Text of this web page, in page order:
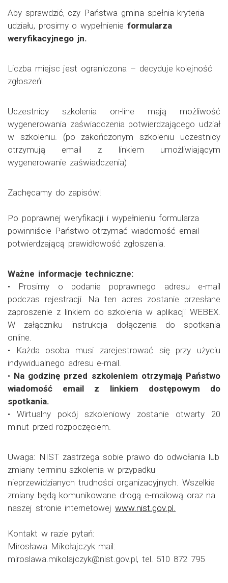
Aby sprawdzić, czy Państwa gmina spełnia kryteria
udziału, prosimy o wypełnienie formularza
weryfikacyjnego jn.
Liczba miejsc jest ograniczona – decyduje kolejność
zgłoszeń!
Uczestnicy szkolenia on-line mają możliwość
wygenerowania zaświadczenia potwierdzającego udział
w szkoleniu. (po zakończonym szkoleniu uczestnicy
otrzymują email z linkiem umożliwiającym
wygenerowanie zaświadczenia)
Zachęcamy do zapisów!
Po poprawnej weryfikacji i wypełnieniu formularza
powinniście Państwo otrzymać wiadomość email
potwierdzającą prawidłowość zgłoszenia.
Ważne informacje techniczne:
• Prosimy o podanie poprawnego adresu e-mail
podczas rejestracji. Na ten adres zostanie przesłane
zaproszenie z linkiem do szkolenia w aplikacji WEBEX.
W załączniku instrukcja dołączenia do spotkania
online.
• Każda osoba musi zarejestrować się przy użyciu
indywidualnego adresu e-mail.
• Na godzinę przed szkoleniem otrzymają Państwo
wiadomość email z linkiem dostępowym do
spotkania.
• Wirtualny pokój szkoleniowy zostanie otwarty 20
minut przed rozpoczęciem.
Uwaga: NIST zastrzega sobie prawo do odwołania lub
zmiany terminu szkolenia w przypadku
nieprzewidzianych trudności organizacyjnych. Wszelkie
zmiany będą komunikowane drogą e-mailową oraz na
naszej stronie internetowejwww.nist.gov.pl.
Kontakt w razie pytań:
Mirosława Mikołajczyk mail:
miroslawa.mikolajczyk@nist.gov.pl, tel. 510 872 795